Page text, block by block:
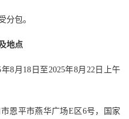
分包。
地点
8月18日至2025年8月22日上午
恩平市燕华广场E区6号，国家